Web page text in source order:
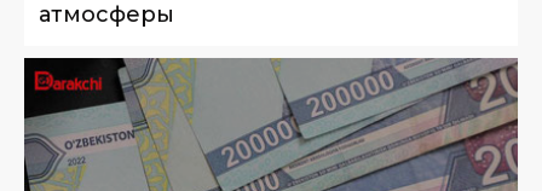
атмосферы